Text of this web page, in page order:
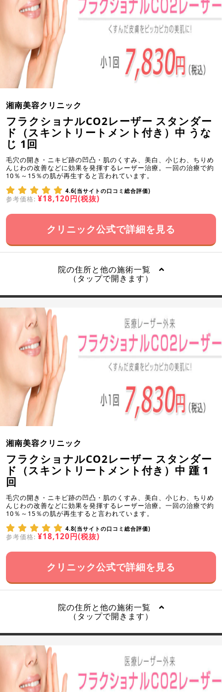
湘南美容クリニック
フラクショナルCO2レーザー スタンダー
ド（スキントリートメント付き）中 うな
じ 1回
毛穴の開き・ニキビ跡の凹凸・肌のくすみ、美白、小じわ、ちりめ
んじわの改善などに効果を発揮するレーザー治療。一回の治療で約
10％～15％の肌が再生すると言われています。
4.6(当サイトの口コミ総合評価)
参考価格: ¥18,120円(税抜)
クリニック公式で詳細を見る
院の住所と他の施術一覧
（タップで開きます）
湘南美容クリニック
フラクショナルCO2レーザー スタンダー
ド（スキントリートメント付き）中 踵 1
回
毛穴の開き・ニキビ跡の凹凸・肌のくすみ、美白、小じわ、ちりめ
んじわの改善などに効果を発揮するレーザー治療。一回の治療で約
10％～15％の肌が再生すると言われています。
4.8(当サイトの口コミ総合評価)
参考価格: ¥18,120円(税抜)
クリニック公式で詳細を見る
院の住所と他の施術一覧
（タップで開きます）